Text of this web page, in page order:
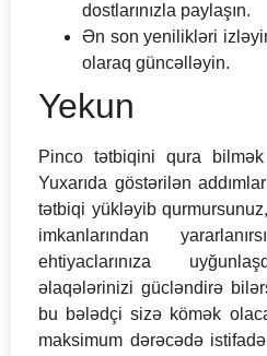
dostlarınızla paylaşın.
Ən son yenilikləri
olaraq güncəlləyin.
Yekun
Pinco tətbiqini qura
Yuxarıda göstərilən
tətbiqi yükləyib
imkanlarından
ehtiyaclarınıza
əlaqələrinizi gücləndirə
bu bələdçi sizə kömək
maksimum dərəcədə